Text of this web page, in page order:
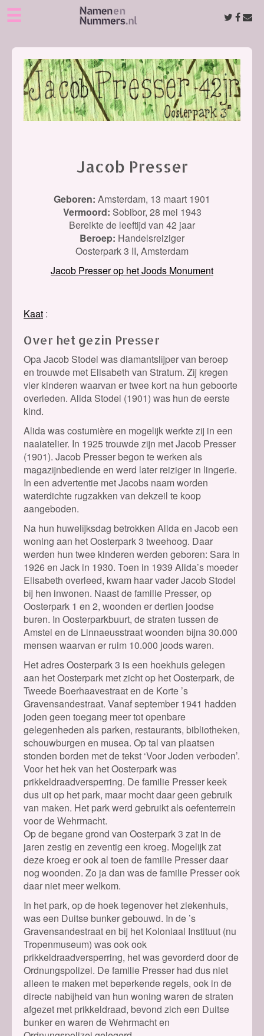
☰
Jacob Presser
Geboren: Amsterdam, 13 maart 1901
Vermoord: Sobibor, 28 mei 1943
Bereikte de leeftijd van 42 jaar
Beroep: Handelsreiziger
Oosterpark 3 II, Amsterdam
Jacob Presser op het Joods Monument
Kaat
Over het gezin Presser
Opa Jacob Stodel was diamantslijper van beroep
en trouwde met Elisabeth van Stratum. Zij kregen
vier kinderen waarvan er twee kort na hun geboorte
overleden. Alida Stodel (1901) was hun de eerste
kind.
Alida was costumière en mogelijk werkte zij in een
naaiatelier. In 1925 trouwde zijn met Jacob Presser
(1901). Jacob Presser begon te werken als
magazijnbediende en werd later reiziger in lingerie.
In een advertentie met Jacobs naam worden
waterdichte rugzakken van dekzeil te koop
aangeboden.
Na hun huwelijksdag betrokken Alida en Jacob een
woning aan het Oosterpark 3 tweehoog. Daar
werden hun twee kinderen werden geboren: Sara in
1926 en Jack in 1930. Toen in 1939 Alida’s moeder
Elisabeth overleed, kwam haar vader Jacob Stodel
bij hen inwonen. Naast de familie Presser, op
Oosterpark 1 en 2, woonden er dertien joodse
buren. In Oosterparkbuurt, de straten tussen de
Amstel en de Linnaeusstraat woonden bijna 30.000
mensen waarvan er ruim 10.000 joods waren.
Het adres Oosterpark 3 is een hoekhuis gelegen
aan het Oosterpark met zicht op het Oosterpark, de
Tweede Boerhaavestraat en de Korte ’s
Gravensandestraat. Vanaf september 1941 hadden
joden geen toegang meer tot openbare
gelegenheden als parken, restaurants, bibliotheken,
schouwburgen en musea. Op tal van plaatsen
stonden borden met de tekst ‘Voor Joden verboden’.
Voor het hek van het Oosterpark was
prikkeldraadversperring. De familie Presser keek
dus uit op het park, maar mocht daar geen gebruik
van maken. Het park werd gebruikt als oefenterrein
voor de Wehrmacht.
Op de begane grond van Oosterpark 3 zat in de
jaren zestig en zeventig een kroeg. Mogelijk zat
deze kroeg er ook al toen de familie Presser daar
nog woonden. Zo ja dan was de familie Presser ook
daar niet meer welkom.
In het park, op de hoek tegenover het ziekenhuis,
was een Duitse bunker gebouwd. In de ’s
Gravensandestraat en bij het Koloniaal Instituut (nu
Tropenmuseum) was ook ook
prikkeldraadversperring, het was gevorderd door de
Ordnungspolizei. De familie Presser had dus niet
alleen te maken met beperkende regels, ook in de
directe nabijheid van hun woning waren de straten
afgezet met prikkeldraad, bevond zich een Duitse
bunker en waren de Wehrmacht en